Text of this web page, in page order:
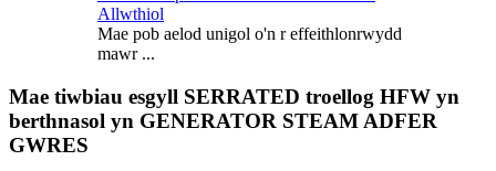
Allwthiol
Mae pob aelod unigol o'n r effeithlonrwydd
mawr ...
Mae tiwbiau esgyll SERRATED troellog HFW yn
berthnasol yn GENERATOR STEAM ADFER
GWRES